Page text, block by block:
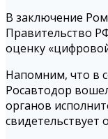
В заключение
Правительство
оценку
Напомним, что в
Росавтодор
органов
свидетельствует